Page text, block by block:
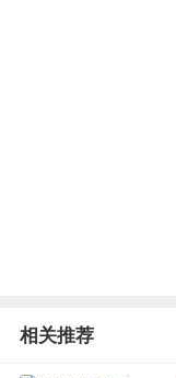
相关推荐